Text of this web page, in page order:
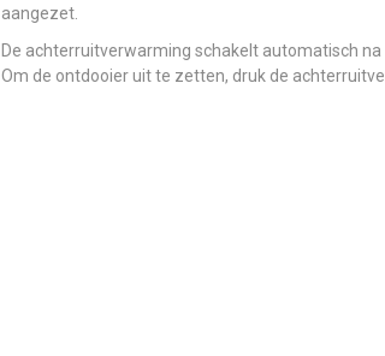
aangezet.
De achterruitverwarming schakelt automatisch
Om de ontdooier uit te zetten, druk de